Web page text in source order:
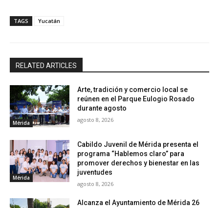
TAGS Yucatán
RELATED ARTICLES
Mérida
Arte, tradición y comercio local se
reúnen en el Parque Eulogio Rosado
durante agosto
agosto 8, 2026
Mérida
Cabildo Juvenil de Mérida presenta el
programa “Hablemos claro” para
promover derechos y bienestar en las
juventudes
agosto 8, 2026
Alcanza el Ayuntamiento de Mérida 26